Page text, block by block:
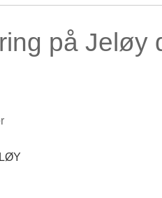
på Jeløy